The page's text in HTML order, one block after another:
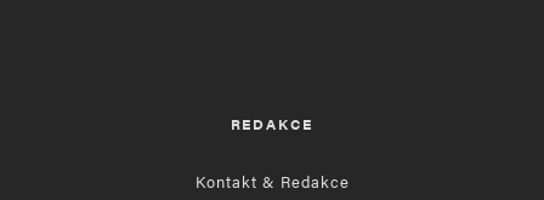
REDAKCE
Kontakt & Redakce